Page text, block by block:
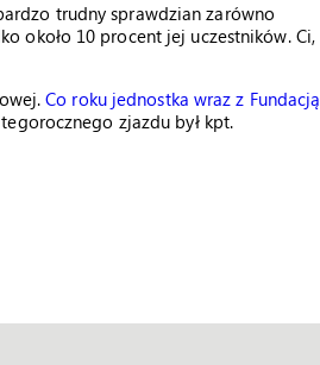
trudny sprawdzian zarówno
około 10 procent jej uczestników. Ci,
Co roku jednostka wraz z Fundacją
zjazdu był kpt.